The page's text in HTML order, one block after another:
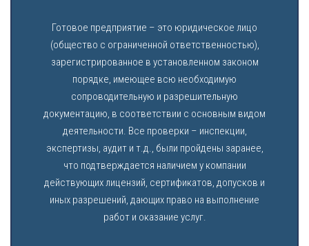
Готовое предприятие – это юридическое лицо
(общество с ограниченной ответственностью),
зарегистрированное в установленном законом
порядке, имеющее всю необходимую
сопроводительную и разрешительную
документацию, в соответствии с основным видом
деятельности. Все проверки – инспекции,
экспертизы, аудит и т.д., были пройдены заранее,
что подтверждается наличием у компании
действующих лицензий, сертификатов, допусков и
иных разрешений, дающих право на выполнение
работ и оказание услуг.